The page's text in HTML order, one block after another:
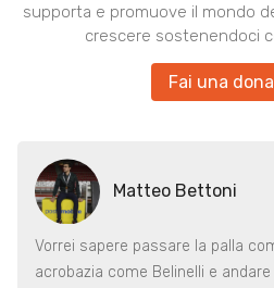
supporta e promuove il mondo
crescere sostenendoci
Fai una
Matteo Bettoni
Vorrei sapere passare la palla
acrobazia come Belinelli e